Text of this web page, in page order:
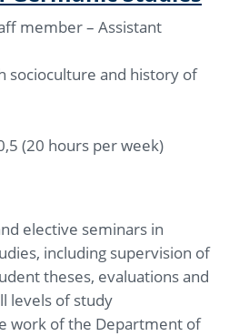
member – Assistant
socioculture and history of
(20 hours per week)
elective seminars in
including supervision of
theses, evaluations and
levels of study
work of the Department of